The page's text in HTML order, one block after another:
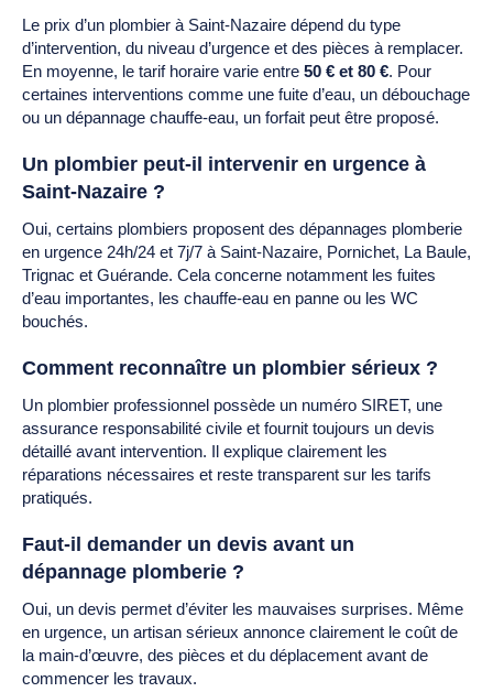
Le prix d’un plombier à Saint-Nazaire dépend du type
d’intervention, du niveau d’urgence et des pièces à remplacer.
En moyenne, le tarif horaire varie entre 50 € et 80 €. Pour
certaines interventions comme une fuite d’eau, un débouchage
ou un dépannage chauffe-eau, un forfait peut être proposé.
Un plombier peut-il intervenir en urgence à
Saint-Nazaire ?
Oui, certains plombiers proposent des dépannages plomberie
en urgence 24h/24 et 7j/7 à Saint-Nazaire, Pornichet, La Baule,
Trignac et Guérande. Cela concerne notamment les fuites
d’eau importantes, les chauffe-eau en panne ou les WC
bouchés.
Comment reconnaître un plombier sérieux ?
Un plombier professionnel possède un numéro SIRET, une
assurance responsabilité civile et fournit toujours un devis
détaillé avant intervention. Il explique clairement les
réparations nécessaires et reste transparent sur les tarifs
pratiqués.
Faut-il demander un devis avant un
dépannage plomberie ?
Oui, un devis permet d’éviter les mauvaises surprises. Même
en urgence, un artisan sérieux annonce clairement le coût de
la main-d’œuvre, des pièces et du déplacement avant de
commencer les travaux.